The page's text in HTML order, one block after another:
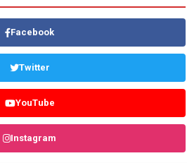
Facebook
Twitter
YouTube
Instagram